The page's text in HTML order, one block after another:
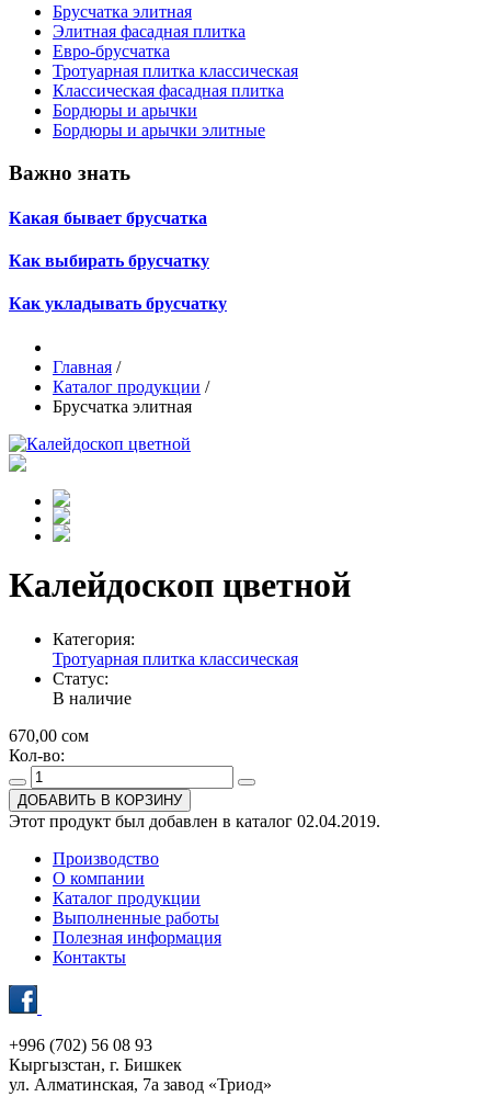
Брусчатка элитная
Элитная фасадная плитка
Евро-брусчатка
Тротуарная плитка классическая
Классическая фасадная плитка
Бордюры и арычки
Бордюры и арычки элитные
Важно знать
Какая бывает брусчатка
Как выбирать брусчатку
Как укладывать брусчатку
Главная /
Каталог продукции /
Брусчатка элитная
Калейдоскоп цветной
Категория:
Тротуарная плитка классическая
Статус:
В наличие
670,00 сом
Кол-во:
ДОБАВИТЬ В КОРЗИНУ
Этот продукт был добавлен в каталог 02.04.2019.
Производство
О компании
Каталог продукции
Выполненные работы
Полезная информация
Контакты
+996 (702) 56 08 93
Кыргызстан, г. Бишкек
ул. Алматинская, 7а завод «Триод»